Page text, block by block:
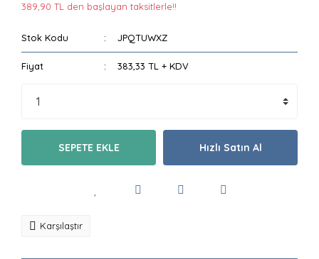
389,90 TL den başlayan taksitlerle!!
Stok Kodu JPQTUWXZ
Fiyat 383,33 TL + KDV
SEPETE EKLE Hızlı Satın Al
Karşılaştır